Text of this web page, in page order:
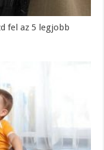
fel az 5 legjobb